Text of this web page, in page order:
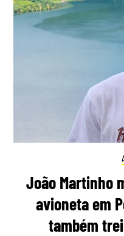
João Martinho
avioneta em
também